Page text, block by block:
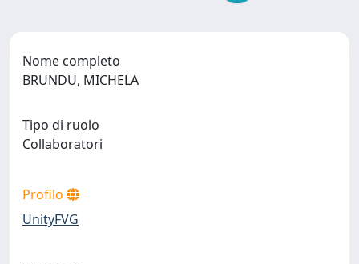
Nome completo
BRUNDU, MICHELA
Tipo di ruolo
Collaboratori
Profilo
UnityFVG